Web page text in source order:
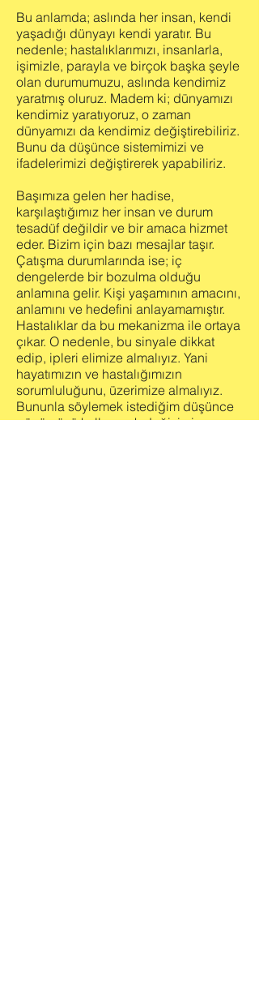
Bu anlamda; aslında her insan, kendi
yaşadığı dünyayı kendi yaratır. Bu
nedenle; hastalıklarımızı, insanlarla,
işimizle, parayla ve birçok başka şeyle
olan durumumuzu, aslında kendimiz
yaratmış oluruz. Madem ki; dünyamızı
kendimiz yaratıyoruz, o zaman
dünyamızı da kendimiz değiştirebiliriz.
Bunu da düşünce sistemimizi ve
ifadelerimizi değiştirerek yapabiliriz.
Başımıza gelen her hadise,
karşılaştığımız her insan ve durum
tesadüf değildir ve bir amaca hizmet
eder. Bizim için bazı mesajlar taşır.
Çatışma durumlarında ise; iç
dengelerde bir bozulma olduğu
anlamına gelir. Kişi yaşamının amacını,
anlamını ve hedefini anlayamamıştır.
Hastalıklar da bu mekanizma ile ortaya
çıkar. O nedenle, bu sinyale dikkat
edip, ipleri elimize almalıyız. Yani
hayatımızın ve hastalığımızın
sorumluluğunu, üzerimize almalıyız.
Bununla söylemek istediğim düşünce
gücümüzü kullanarak değişimi